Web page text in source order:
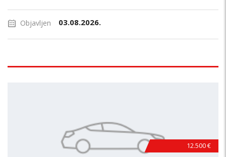
Objavljen 03.08.2026.
12.500 €